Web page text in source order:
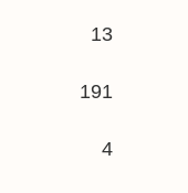
13
191
4